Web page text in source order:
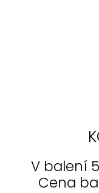
V balení
Cena